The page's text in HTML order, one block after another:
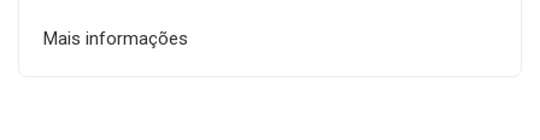
Mais informações